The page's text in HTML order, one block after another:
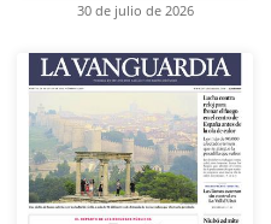
30 de julio de 2026